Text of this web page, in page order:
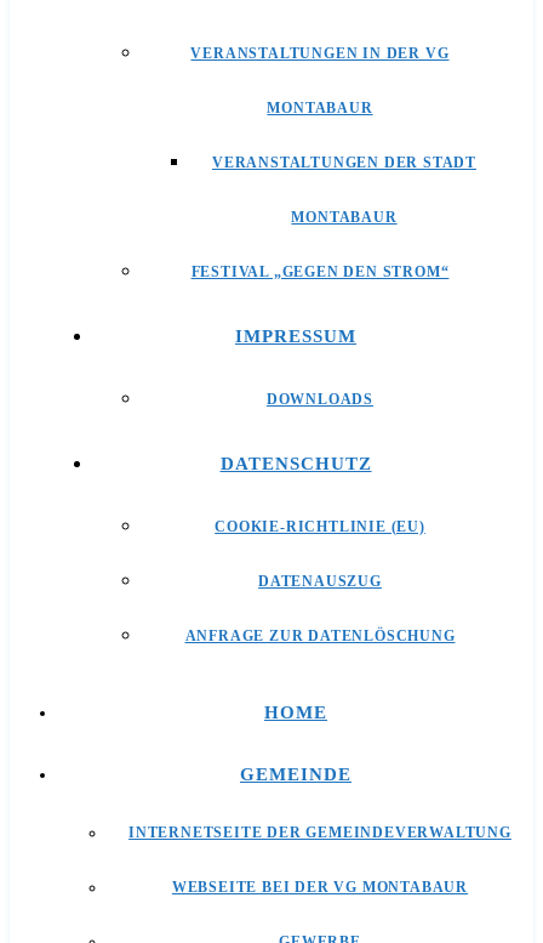
VERANSTALTUNGEN IN DER VG
MONTABAUR
VERANSTALTUNGEN DER STADT
MONTABAUR
FESTIVAL „GEGEN DEN STROM“
IMPRESSUM
DOWNLOADS
DATENSCHUTZ
COOKIE-RICHTLINIE (EU)
DATENAUSZUG
ANFRAGE ZUR DATENLÖSCHUNG
HOME
GEMEINDE
INTERNETSEITE DER GEMEINDEVERWALTUNG
WEBSEITE BEI DER VG MONTABAUR